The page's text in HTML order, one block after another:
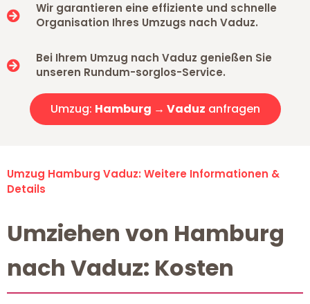
Wir garantieren eine effiziente und schnelle
Organisation Ihres Umzugs nach Vaduz.
Bei Ihrem Umzug nach Vaduz genießen Sie
unseren Rundum-sorglos-Service.
Umzug: Hamburg → Vaduz anfragen
Umzug Hamburg Vaduz: Weitere Informationen &
Details
Umziehen von Hamburg
nach Vaduz: Kosten